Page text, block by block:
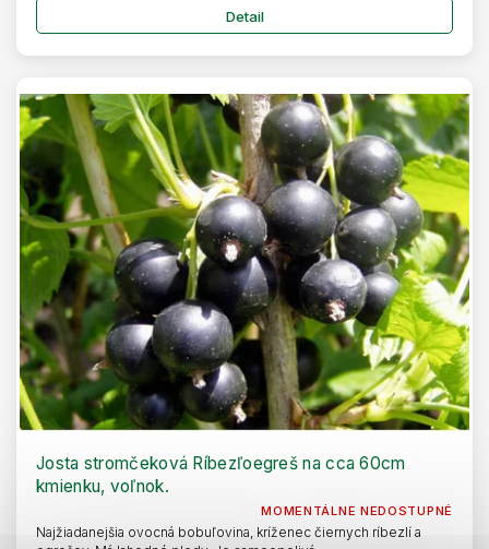
Detail
Josta stromčeková Ríbezľoegreš na cca 60cm
kmienku, voľnok.
MOMENTÁLNE NEDOSTUPNÉ
Najžiadanejšia ovocná bobuľovina, kríženec čiernych ríbezlí a